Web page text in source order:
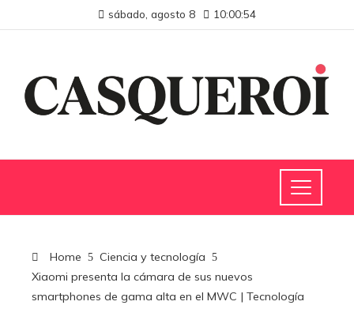
sábado, agosto 8 10:00:55
Home
Ciencia y tecnología
Xiaomi presenta la cámara de sus nuevos
smartphones de gama alta en el MWC | Tecnología